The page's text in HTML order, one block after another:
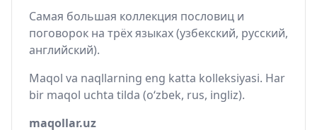
Самая большая коллекция пословиц и
поговорок на трёх языках (узбекский, русский,
английский).
Maqol va naqllarning eng katta kolleksiyasi. Har
bir maqol uchta tilda (o‘zbek, rus, ingliz).
maqollar.uz